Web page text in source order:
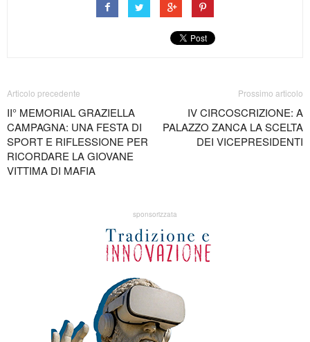
Articolo precedente
II° MEMORIAL GRAZIELLA
CAMPAGNA: UNA FESTA DI
SPORT E RIFLESSIONE PER
RICORDARE LA GIOVANE
VITTIMA DI MAFIA
Prossimo articolo
IV CIRCOSCRIZIONE: A
PALAZZO ZANCA LA SCELTA
DEI VICEPRESIDENTI
sponsorizzata